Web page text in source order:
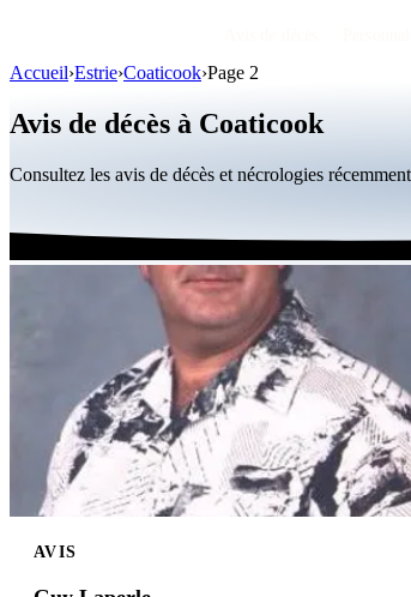
Accueil›Estrie›Coaticook›Page 2
Avis de décès à Coaticook
Consultez les avis de décès et nécrologies
AVIS